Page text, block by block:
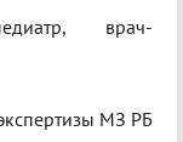
врач-
МЗ РБ